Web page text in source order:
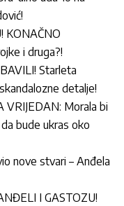
KONAČNO
i druga?!
Starleta
detalje!
Morala bi
bude ukras oko
nove stvari – Anđela
I GASTOZU!